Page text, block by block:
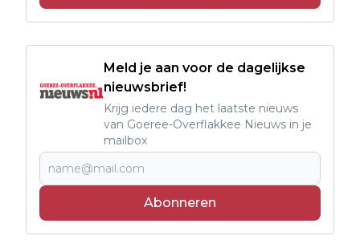
Meld je aan voor de dagelijkse
nieuwsbrief!
Krijg iedere dag het laatste nieuws
van Goeree-Overflakkee Nieuws in je
mailbox
Abonneren